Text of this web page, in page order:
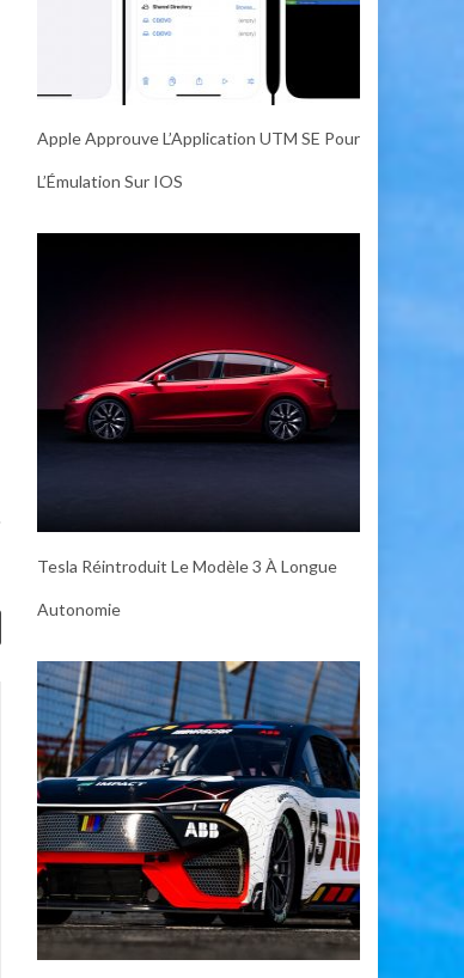
07
JUL
GE Profile Opal Ultra
2.0 : Un Producteur
de Glace Inutile
mais Irrésistible
Certains gadgets pour la
maison intelligente peuvent
être considérés comme
essentiels. Un thermostat
peut vous faire économiser
Apple Approuve L’Application UTM SE Pour
L’Émulation Sur IOS
Tesla Réintroduit Le Modèle 3 À Longue
Autonomie